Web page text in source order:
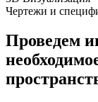
Чертежи и
Проведем